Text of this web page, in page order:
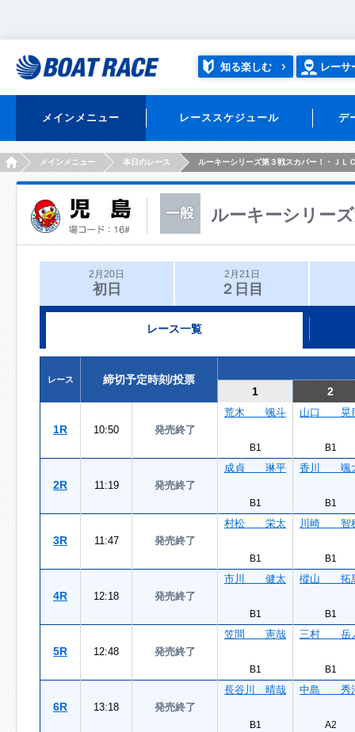
知る楽しむ レーサ
メインメニュー レーススケジュール デ
HOMEメインメニュー 本日のレース ルーキーシリーズ第３戦スカパー！・ＪＬ
ルーキーシリー
2月20日
初日
2月21日
２日目
レース一覧
レース
締切予定時刻/投票
1
2
1R 10:50 発売終了
荒木 颯斗
B1
山口 晃
B1
2R 11:19 発売終了
成貞 琳平
B1
香川 颯
B1
3R 11:47 発売終了
村松 栄太
B1
川崎 智
B1
4R 12:18 発売終了
市川 健太
B1
樅山 拓
B1
5R 12:48 発売終了
笠間 憲哉
B1
三村 岳
B1
6R 13:18 発売終了
長谷川 晴哉
B1
中島 秀
A2